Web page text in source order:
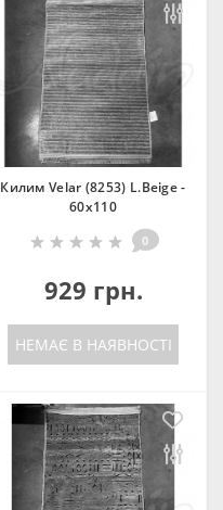
Килим Velar (8253) L.Beige -
60х110
0
929 грн.
НЕМАЄ В НАЯВНОСТІ